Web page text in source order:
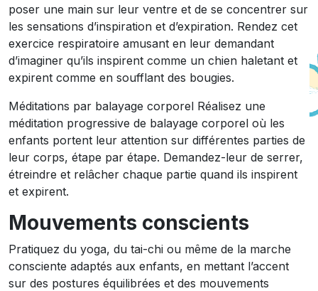
poser une main sur leur ventre et de se concentrer sur
les sensations d’inspiration et d’expiration. Rendez cet
exercice respiratoire amusant en leur demandant
d’imaginer qu’ils inspirent comme un chien haletant et
expirent comme en soufflant des bougies.
Méditations par balayage corporel Réalisez une
méditation progressive de balayage corporel où les
enfants portent leur attention sur différentes parties de
leur corps, étape par étape. Demandez-leur de serrer,
étreindre et relâcher chaque partie quand ils inspirent
et expirent.
Mouvements conscients
Pratiquez du yoga, du tai-chi ou même de la marche
consciente adaptés aux enfants, en mettant l’accent
sur des postures équilibrées et des mouvements